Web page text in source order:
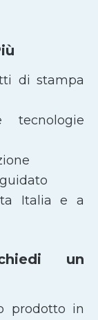
di stampa
tecnologie
Italia e a
un
prodotto in